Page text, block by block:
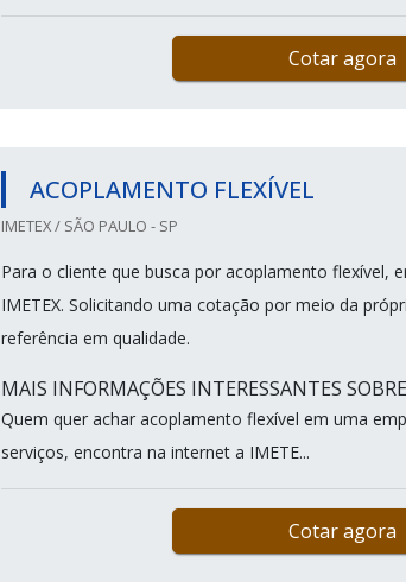
Cotar agora
ACOPLAMENTO FLEXÍVEL
IMETEX / SÃO PAULO - SP
Para o cliente que busca por acoplamento flexível,
IMETEX. Solicitando uma cotação por meio da
referência em qualidade.
MAIS INFORMAÇÕES INTERESSANTES
Quem quer achar acoplamento flexível em uma
serviços, encontra na internet a IMETE...
Cotar agora